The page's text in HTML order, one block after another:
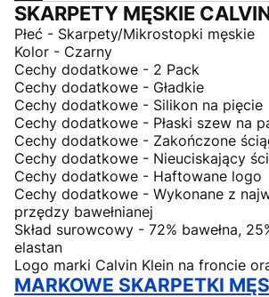
SKARPETY MĘSKIE
Płeć - Skarpety/Mikrostopki męskie
Kolor - Czarny
Cechy dodatkowe - 2 Pack
Cechy dodatkowe - Gładkie
Cechy dodatkowe - Silikon na pięcie
Cechy dodatkowe - Płaski szew na
Cechy dodatkowe - Zakończone
Cechy dodatkowe - Nieuciskający
Cechy dodatkowe - Haftowane logo
Cechy dodatkowe - Wykonane z
przędzy bawełnianej
Skład surowcowy - 72% bawełna,
elastan
Logo marki Calvin Klein na froncie
MARKOWE SKARPETKI